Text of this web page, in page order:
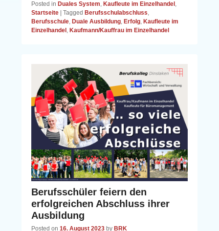
Posted in Duales System, Kaufleute im Einzelhandel ,
Startseite
Tagged Berufsschulabschluss,
Berufsschule, Duale Ausbildung, Erfolg, Kaufleute im
Einzelhandel , Kaufmann/Kauffrau im Einzelhandel
Berufsschüler feiern den
erfolgreichen Abschluss ihrer
Ausbildung
Posted on 16. August 2023 by BRK